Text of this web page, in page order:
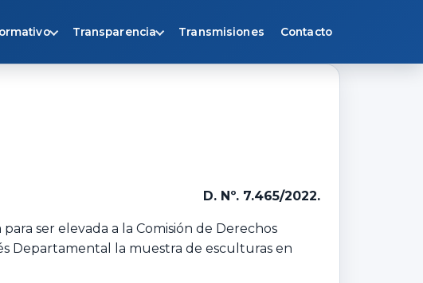
Transparencia Transmisiones Contacto
D. Nº. 7.465/2022.
ser elevada a la Comisión de Derechos
Departamental la muestra de esculturas en